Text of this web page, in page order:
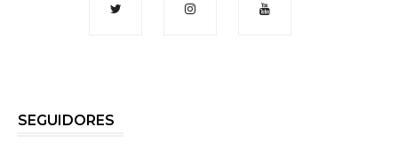
SEGUIDORES